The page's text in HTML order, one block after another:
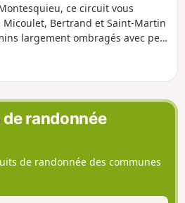
ce circuit vous
Micoulet, Bertrand et Saint-Martin
largement ombragés avec peu
randonnée
de randonnée des communes